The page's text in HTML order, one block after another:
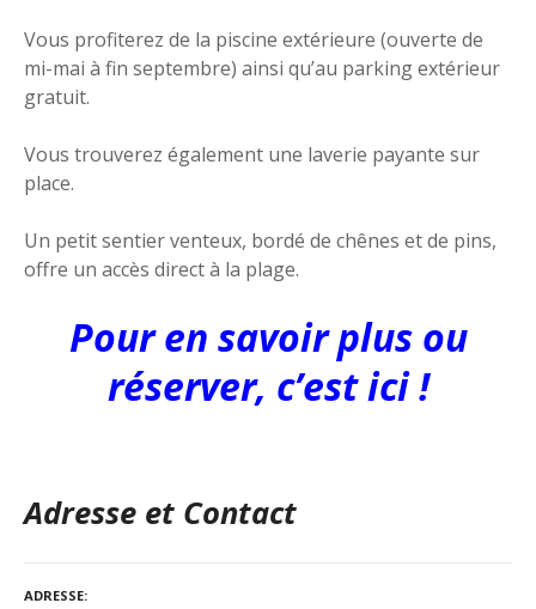
Vous profiterez de la piscine extérieure (ouverte de
mi-mai à fin septembre) ainsi qu’au parking extérieur
gratuit.
Vous trouverez également une laverie payante sur
place.
Un petit sentier venteux, bordé de chênes et de pins,
offre un accès direct à la plage.
Pour en savoir plus ou
réserver, c’est ici !
Adresse et Contact
ADRESSE